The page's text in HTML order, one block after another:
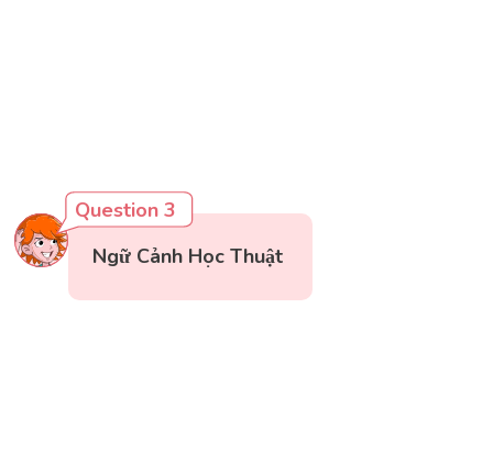
Question 3
Ngữ Cảnh Học Thuật